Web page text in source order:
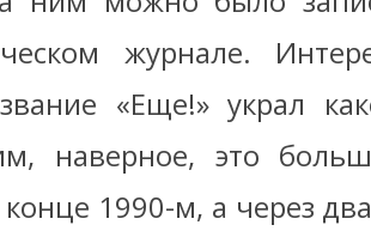
журнале.
«Еще!» украл
наверное, это
1990-м, а через